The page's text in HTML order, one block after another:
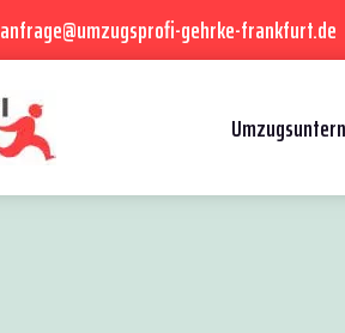
anfrage@umzugsprofi-gehrke-frankfurt.de